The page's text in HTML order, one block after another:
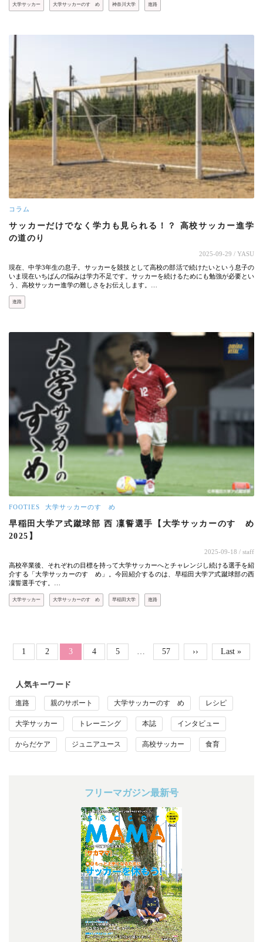
大学サッカー 大学サッカーのすゝめ 神奈川大学 進路
コラム
サッカーだけでなく学力も見られる！？ 高校サッカー進学
の道のり
2025-09-29 / YASU
現在、中学3年生の息子。サッカーを競技として高校の部活で続けたいという息子の
いま現在いちばんの悩みは学力不足です。サッカーを続けるためにも勉強が必要とい
う、高校サッカー進学の難しさをお伝えします。…
進路
FOOTIES 大学サッカーのすゝめ
早稲田大学ア式蹴球部 西 凜誓選手【大学サッカーのすゝめ
2025】
2025-09-18 / staff
高校卒業後、それぞれの目標を持って大学サッカーへとチャレンジし続ける選手を紹
介する「大学サッカーのすゝめ」。今回紹介するのは、早稲田大学ア式蹴球部の西
凜誓選手です。…
大学サッカー 大学サッカーのすゝめ 早稲田大学 進路
ページ送り
Page
1 Page
2 カレントページ
3 Page
4 Page
5 Page
57 次ページ
›› 最終ページ
Last »
人気キーワード
進路 親のサポート 大学サッカーのすゝめ レシピ
大学サッカー トレーニング 本誌 インタビュー
からだケア ジュニアユース 高校サッカー 食育
フリーマガジン最新号